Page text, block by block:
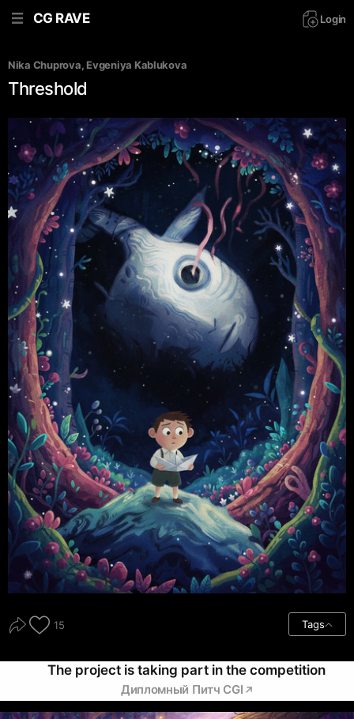
CG RAVE Login
Nika Chuprova, Evgeniya Kablukova
Threshold
15 Tags
The project is taking part in the competition
Дипломный Питч CGI